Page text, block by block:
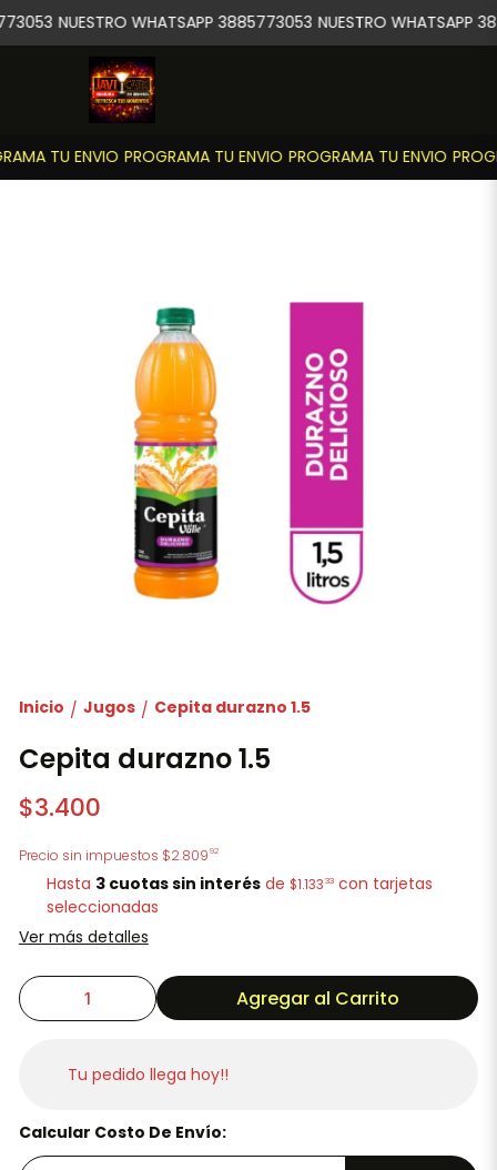
TU ENVIO PROGRAMA TU ENVIO PROGRAMA TU ENVIO
NUESTRO WHATSAPP 3885773053 NUESTRO WHATSAPP
Inicio / Jugos / Cepita durazno 1.5
Cepita durazno 1.5
$3.400
Precio sin impuestos $2.80992
Hasta 3 cuotas sin interés de $1.133 33 con tarjetas
seleccionadas
Ver más detalles
Agregar al Carrito
Tu pedido llega hoy!!
Calcular Costo De Envío: